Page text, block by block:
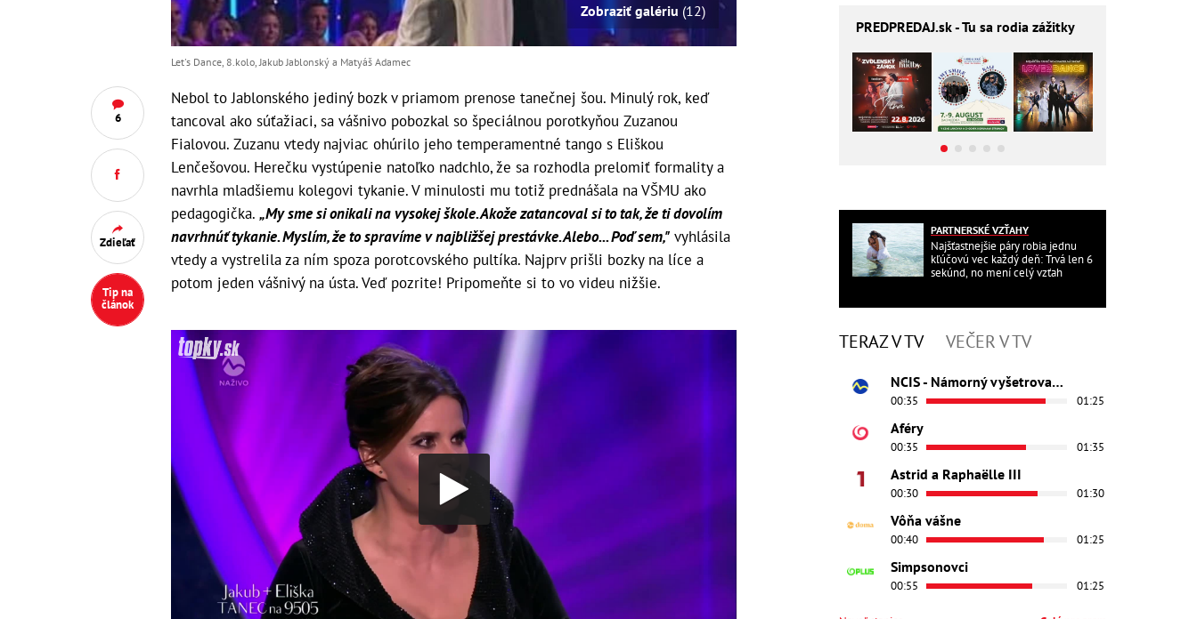
6
Zdieľať
Tip na
článok
Zobraziť galériu (12)
Let's Dance, 8.kolo, Jakub Jablonský a Matyáš Adamec
Nebol to Jablonského jediný bozk v priamom prenose tanečnej šou. Minulý rok, keď
tancoval ako súťažiaci, sa vášnivo pobozkal so špeciálnou porotkyňou Zuzanou
Fialovou. Zuzanu vtedy najviac ohúrilo jeho temperamentné tango s Eliškou
Lenčešovou. Herečku vystúpenie natoľko nadchlo, že sa rozhodla prelomiť formality a
navrhla mladšiemu kolegovi tykanie. V minulosti mu totiž prednášala na VŠMU ako
pedagogička. „My sme si onikali na vysokej škole. Akože zatancoval si to tak, že ti dovolím
navrhnúť tykanie. Myslím, že to spravíme v najbližšej prestávke. Alebo... Poď sem," vyhlásila
vtedy a vystrelila za ním spoza porotcovského pultíka. Najprv prišli bozky na líce a
potom jeden vášnivý na ústa. Veď pozrite! Pripomeňte si to vo videu nižšie.
PREDPREDAJ.sk - Tu sa rodia zážitky
PARTNERSKÉ VZŤAHY
Najšťastnejšie páry robia jednu
kľúčovú vec každý deň: Trvá len 6
sekúnd, no mení celý vzťah
TERAZ V TV VEČER V TV
NCIS - Námorný vyšetrovací úrad
00:35 01:25
Aféry
00:35 01:35
Astrid a Raphaëlle III
00:30 01:30
Vôňa vášne
00:40 01:25
Simpsonovci
00:55 01:25